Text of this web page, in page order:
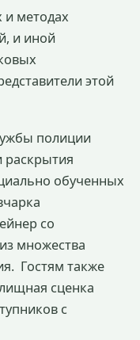
и методах
и иной
этой
полиции
раскрытия
обученных
со
множества
Гостям также
сценка
с